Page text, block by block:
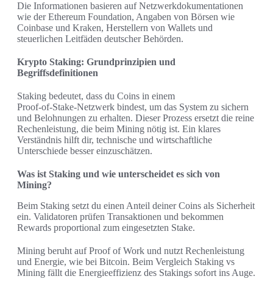
Die Informationen basieren auf Netzwerkdokumentationen
wie der Ethereum Foundation, Angaben von Börsen wie
Coinbase und Kraken, Herstellern von Wallets und
steuerlichen Leitfäden deutscher Behörden.
Krypto Staking: Grundprinzipien und
Begriffsdefinitionen
Staking bedeutet, dass du Coins in einem
Proof‑of‑Stake‑Netzwerk bindest, um das System zu sichern
und Belohnungen zu erhalten. Dieser Prozess ersetzt die reine
Rechenleistung, die beim Mining nötig ist. Ein klares
Verständnis hilft dir, technische und wirtschaftliche
Unterschiede besser einzuschätzen.
Was ist Staking und wie unterscheidet es sich von
Mining?
Beim Staking setzt du einen Anteil deiner Coins als Sicherheit
ein. Validatoren prüfen Transaktionen und bekommen
Rewards proportional zum eingesetzten Stake.
Mining beruht auf Proof of Work und nutzt Rechenleistung
und Energie, wie bei Bitcoin. Beim Vergleich Staking vs
Mining fällt die Energieeffizienz des Stakings sofort ins Auge.